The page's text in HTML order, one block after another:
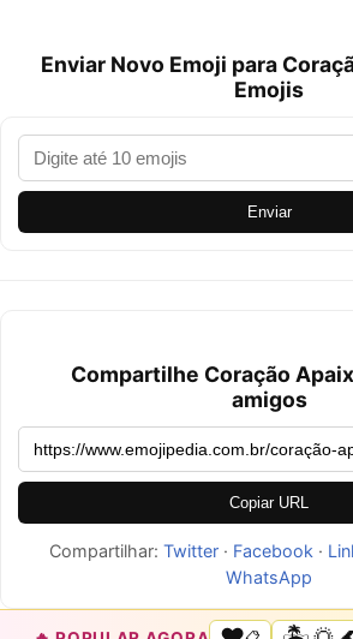
Enviar Novo Emoji para
Emojis
Enviar
Compartilhe Coração
amigos
Copiar URL
Compartilhar: Twitter· Facebook ·
WhatsApp